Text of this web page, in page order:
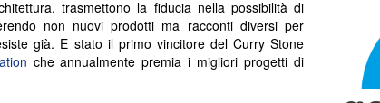
trasmettono la fiducia nella possibilità di
non nuovi prodotti ma racconti diversi per
già. E stato il primo vincitore del Curry Stone
che annualmente premia i migliori progetti di